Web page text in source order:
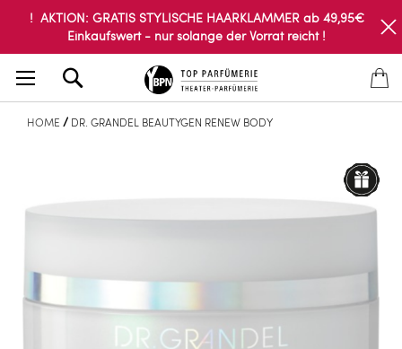
! AKTION: GRATIS STYLISCHE HAARKLAMMER ab 49,95€
Einkaufswert - nur solange der Vorrat reicht !
HOME DR. GRANDEL BEAUTYGEN RENEW BODY